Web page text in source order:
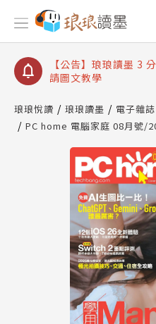
【公告】琅琅讀墨數
【公告】琅琅讀墨書
【公告】琅琅讀墨 3
請圖文教學
查詢
【公告】琅琅讀墨數
琅琅悅讀 琅琅讀墨 電子雜誌
PC home 電腦家庭 08月號/